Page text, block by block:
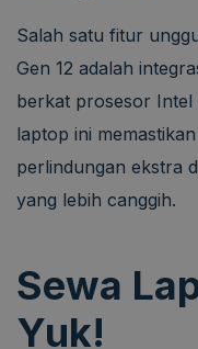
Salah satu fitur
Gen 12 adalah
berkat prosesor Intel
laptop ini
perlindungan ekstra
yang lebih canggih.
Sewa
Yuk!